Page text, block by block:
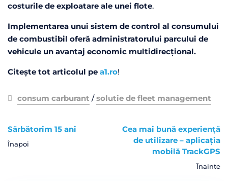
costurile de exploatare ale unei flote.
Implementarea unui sistem de control al consumului
de combustibil oferă administratorului parcului de
vehicule un avantaj economic multidirecțional.
Citește tot articolul pe a1.ro!
consum carburant /solutie de fleet management
Sărbătorim 15 ani
Înapoi
Cea mai bună experiență
de utilizare – aplicația
mobilă TrackGPS
Înainte